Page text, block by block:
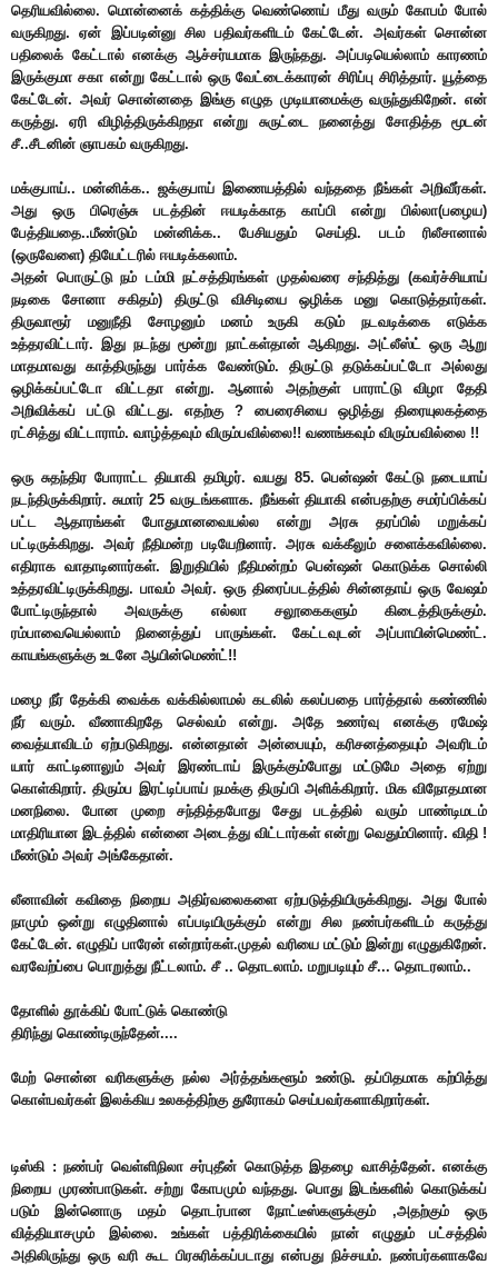
தெரியவில்லை. மொன்னைக் கத்திக்கு வெண்ணெய் மீது வரும் கோபம் போல்
வருகிறது. ஏன் இப்படின்னு சில பதிவர்களிடம் கேட்டேன். அவர்கள் சொன்ன
பதிலைக் கேட்டால் எனக்கு ஆச்சர்யமாக இருந்தது. அப்படியெல்லாம் காரணம்
இருக்குமா சகா என்று கேட்டால் ஒரு வேட்டைக்காரன் சிரிப்பு சிரித்தார். யூத்தை
கேட்டேன். அவர் சொன்னதை இங்கு எழுத முடியாமைக்கு வருந்துகிறேன். என்
கருத்து. ஏரி விழித்திருக்கிறதா என்று சுருட்டை நனைத்து சோதித்த மூடன்
சீ..சீடனின் ஞாபகம் வருகிறது.
மக்குபாய்.. மன்னிக்க.. ஜக்குபாய் இணையத்தில் வந்ததை நீங்கள் அறிவீர்கள்.
அது ஒரு பிரெஞ்சு படத்தின் ஈயடிக்காத காப்பி என்று பில்லா(பழைய)
பேத்தியதை..மீண்டும் மன்னிக்க.. பேசியதும் செய்தி. படம் ரிலீசானால்
(ஒருவேளை) தியேட்டரில் ஈயடிக்கலாம்.
அதன் பொருட்டு நம் டம்மி நட்சத்திரங்கள் முதல்வரை சந்தித்து (கவர்ச்சியாய்
நடிகை சோனா சகிதம்) திருட்டு விசிடியை ஒழிக்க மனு கொடுத்தார்கள்.
திருவாரூர் மனுநீதி சோழனும் மனம் உருகி கடும் நடவடிக்கை எடுக்க
உத்தரவிட்டார். இது நடந்து மூன்று நாட்கள்தான் ஆகிறது. அட்லீஸ்ட் ஒரு ஆறு
மாதமாவது காத்திருந்து பார்க்க வேண்டும். திருட்டு தடுக்கப்பட்டோ அல்லது
ஒழிக்கப்பட்டோ விட்டதா என்று. ஆனால் அதற்குள் பாராட்டு விழா தேதி
அறிவிக்கப் பட்டு விட்டது. எதற்கு ? பைரைசியை ஒழித்து திரையுலகத்தை
ரட்சித்து விட்டாராம். வாழ்த்தவும் விரும்பவில்லை!! வணங்கவும் விரும்பவில்லை !!
ஒரு சுதந்திர போராட்ட தியாகி தமிழர். வயது 85. பென்ஷன் கேட்டு நடையாய்
நடந்திருக்கிறார். சுமார் 25 வருடங்களாக. நீங்கள் தியாகி என்பதற்கு சமர்ப்பிக்கப்
பட்ட ஆதாரங்கள் போதுமானவையல்ல என்று அரசு தரப்பில் மறுக்கப்
பட்டிருக்கிறது. அவர் நீதிமன்ற படியேறினார். அரசு வக்கீலும் சளைக்கவில்லை.
எதிராக வாதாடினார்கள். இறுதியில் நீதிமன்றம் பென்ஷன் கொடுக்க சொல்லி
உத்தரவிட்டிருக்கிறது. பாவம் அவர். ஒரு திரைப்படத்தில் சின்னதாய் ஒரு வேஷம்
போட்டிருந்தால் அவருக்கு எல்லா சலூகைகளும் கிடைத்திருக்கும்.
ரம்பாவையெல்லாம் நினைத்துப் பாருங்கள். கேட்டவுடன் அப்பாயின்மெண்ட்.
காயங்களுக்கு உடனே ஆயின்மெண்ட்!!
மழை நீர் தேக்கி வைக்க வக்கில்லாமல் கடலில் கலப்பதை பார்த்தால் கண்ணில்
நீர் வரும். வீணாகிறதே செல்வம் என்று. அதே உணர்வு எனக்கு ரமேஷ்
வைத்யாவிடம் ஏற்படுகிறது. என்னதான் அன்பையும், கரிசனத்தையும் அவரிடம்
யார் காட்டினாலும் அவர் இரண்டாய் இருக்கும்போது மட்டுமே அதை ஏற்று
கொள்கிறார். திரும்ப இரட்டிப்பாய் நமக்கு திருப்பி அளிக்கிறார். மிக விநோதமான
மனநிலை. போன முறை சந்தித்தபோது சேது படத்தில் வரும் பாண்டிமடம்
மாதிரியான இடத்தில் என்னை அடைத்து விட்டார்கள் என்று வெதும்பினார். விதி !
மீண்டும் அவர் அங்கேதான்.
லீனாவின் கவிதை நிறைய அதிர்வலைகளை ஏற்படுத்தியிருக்கிறது. அது போல்
நாமும் ஒன்று எழுதினால் எப்படியிருக்கும் என்று சில நண்பர்களிடம் கருத்து
கேட்டேன். எழுதிப் பாரேன் என்றார்கள்.முதல் வரியை மட்டும் இன்று எழுதுகிறேன்.
வரவேற்ப்பை பொறுத்து நீட்டலாம். சீ .. தொடலாம். மறுபடியும் சீ... தொடரலாம்..
தோளில் தூக்கிப் போட்டுக் கொண்டு
திரிந்து கொண்டிருந்தேன்....
மேற் சொன்ன வரிகளுக்கு நல்ல அர்த்தங்களூம் உண்டு. தப்பிதமாக கற்பித்து
கொள்பவர்கள் இலக்கிய உலகத்திற்கு துரோகம் செய்பவர்களாகிறார்கள்.
டிஸ்கி : நண்பர் வெள்ளிநிலா சர்புதீன் கொடுத்த இதழை வாசித்தேன். எனக்கு
நிறைய முரண்பாடுகள். சற்று கோபமும் வந்தது. பொது இடங்களில் கொடுக்கப்
படும் இன்னொரு மதம் தொடர்பான நோட்டீஸ்களுக்கும் ,அதற்கும் ஒரு
வித்தியாசமும் இல்லை. உங்கள் பத்திரிக்கையில் நான் எழுதும் பட்சத்தில்
அதிலிருந்து ஒரு வரி கூட பிரசுரிக்கப்படாது என்பது நிச்சயம். நண்பர்களாகவே